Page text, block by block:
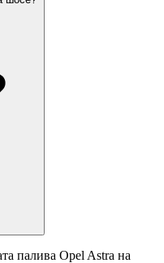
палива Opel Astra на